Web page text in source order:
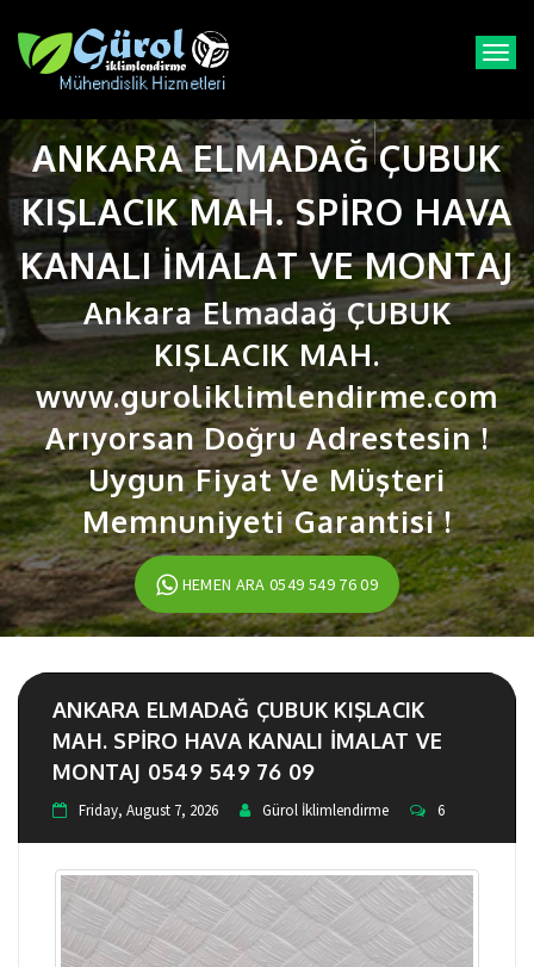
T
g
l
e
n
a
v
i
g
a
t
o
n
ANKARA ELMADAĞ ÇUBUK
KIŞLACIK MAH. SPIRO HAVA
KANALI IMALAT VE MONTAJ
Ankara Elmadağ ÇUBUK
KIŞLACIK MAH.
www.guroliklimlendirme.com
Arıyorsan Doğru Adrestesin !
Uygun Fiyat Ve Müşteri
Memnuniyeti Garantisi !
HEMEN ARA 0549 549 76 09
ANKARA ELMADAĞ ÇUBUK KIŞLACIK
MAH. SPIRO HAVA KANALI IMALAT VE
MONTAJ 0549 549 76 09
Friday, August 7, 2026 Gürol İklimlendirme 6